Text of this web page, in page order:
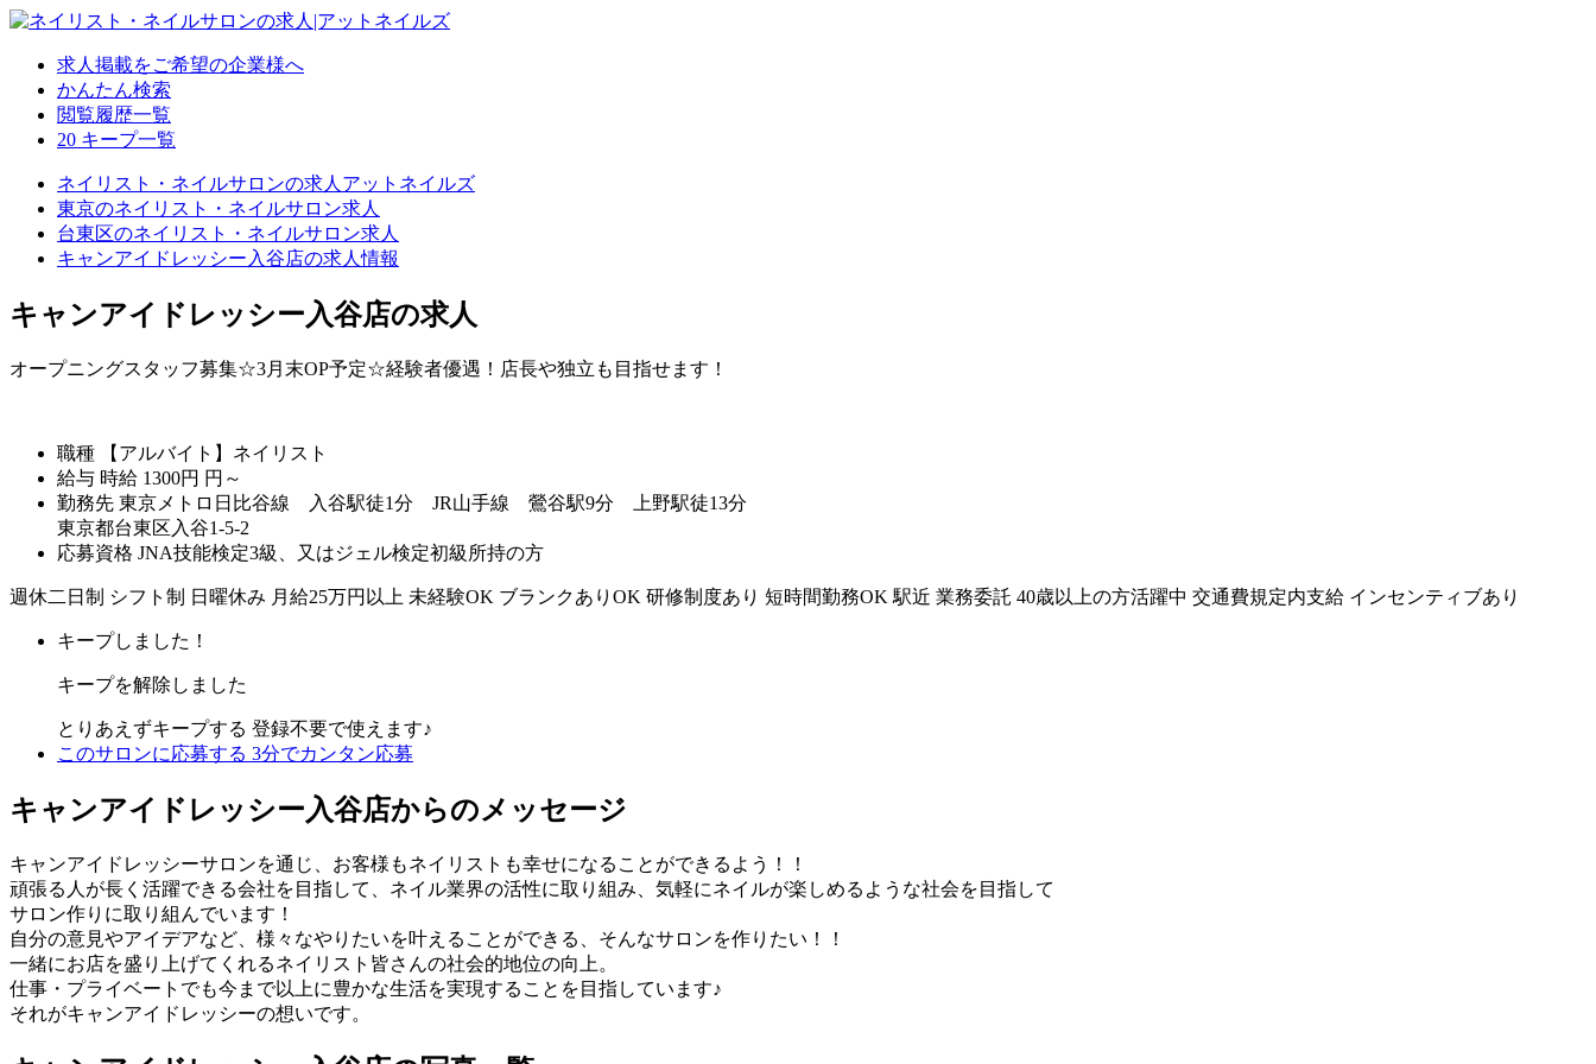
求人掲載をご希望の企業様へ
かんたん検索
閲覧履歴一覧
20 キープ一覧
ネイリスト・ネイルサロンの求人アットネイルズ
東京のネイリスト・ネイルサロン求人
台東区のネイリスト・ネイルサロン求人
キャンアイドレッシー入谷店の求人情報
キャンアイドレッシー入谷店の求人
オープニングスタッフ募集☆3月末OP予定☆経験者優遇！店長や独立も目指せます！
職種
【アルバイト】ネイリスト
給与 時給 1300円 円～
勤務先 東京メトロ日比谷線 入谷駅徒1分 JR山手線 鶯谷駅9分 上野駅徒13分
東京都台東区入谷1-5-2
応募資格 JNA技能検定3級、又はジェル検定初級所持の方
週休二日制 シフト制 日曜休み 月給25万円以上 未経験OK ブランクありOK 研修制度あり 短時間勤務OK 駅近 業務委託 40歳以上の方活躍中 交通費規定内支給 インセンティブあり
キープしました！
キープを解除しました
とりあえずキープする 登録不要で使えます♪
このサロンに応募する 3分でカンタン応募
キャンアイドレッシー入谷店からのメッセージ
キャンアイドレッシーサロンを通じ、お客様もネイリストも幸せになることができるよう！！
頑張る人が長く活躍できる会社を目指して、ネイル業界の活性に取り組み、気軽にネイルが楽しめるような社会を目指して
サロン作りに取り組んでいます！
自分の意見やアイデアなど、様々なやりたいを叶えることができる、そんなサロンを作りたい！！
一緒にお店を盛り上げてくれるネイリスト皆さんの社会的地位の向上。
仕事・プライベートでも今まで以上に豊かな生活を実現することを目指しています♪
それがキャンアイドレッシーの想いです。